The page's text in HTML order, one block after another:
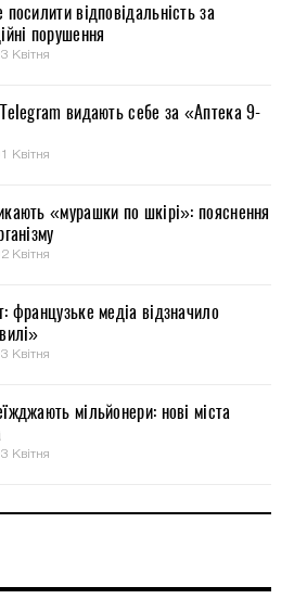
посилити відповідальність за
порушення
Квітня
видають себе за «Аптека 9-
Квітня
«мурашки по шкірі»: пояснення
Квітня
французьке медіа відзначило
Квітня
мільйонери: нові міста
Квітня